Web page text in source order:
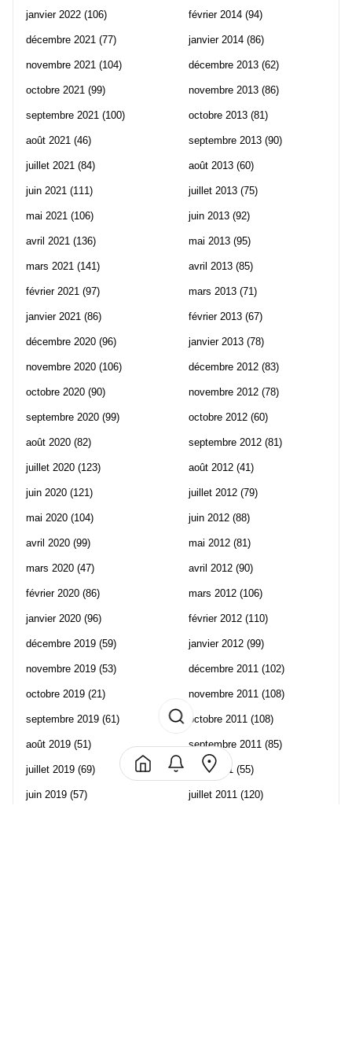
janvier 2022 (106)
décembre 2021 (77)
novembre 2021 (104)
octobre 2021 (99)
septembre 2021 (100)
août 2021 (46)
juillet 2021 (84)
juin 2021 (111)
mai 2021 (106)
avril 2021 (136)
mars 2021 (141)
février 2021 (97)
janvier 2021 (86)
décembre 2020 (96)
novembre 2020 (106)
octobre 2020 (90)
septembre 2020 (99)
août 2020 (82)
juillet 2020 (123)
juin 2020 (121)
mai 2020 (104)
avril 2020 (99)
mars 2020 (47)
février 2020 (86)
janvier 2020 (96)
décembre 2019 (59)
novembre 2019 (53)
octobre 2019 (21)
septembre 2019 (61)
août 2019 (51)
juillet 2019 (69)
juin 2019 (57)
février 2014 (94)
janvier 2014 (86)
décembre 2013 (62)
novembre 2013 (86)
octobre 2013 (81)
septembre 2013 (90)
août 2013 (60)
juillet 2013 (75)
juin 2013 (92)
mai 2013 (95)
avril 2013 (85)
mars 2013 (71)
février 2013 (67)
janvier 2013 (78)
décembre 2012 (83)
novembre 2012 (78)
octobre 2012 (60)
septembre 2012 (81)
août 2012 (41)
juillet 2012 (79)
juin 2012 (88)
mai 2012 (81)
avril 2012 (90)
mars 2012 (106)
février 2012 (110)
janvier 2012 (99)
décembre 2011 (102)
novembre 2011 (108)
octobre 2011 (108)
septembre 2011 (85)
août 2011 (55)
juillet 2011 (120)